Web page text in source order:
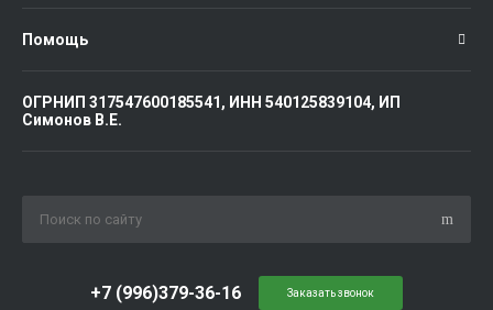
Помощь
ОГРНИП 317547600185541, ИНН 540125839104, ИП
Симонов В.Е.
+7 (996)379-36-16 Заказать звонок